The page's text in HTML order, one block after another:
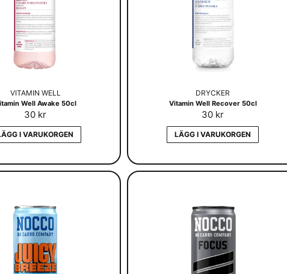
VITAMIN WELL
Well Awake 50cl
30 kr
I VARUKORGEN
DRYCKER
Vitamin Well Recover 50cl
30 kr
LÄGG I VARUKORGEN